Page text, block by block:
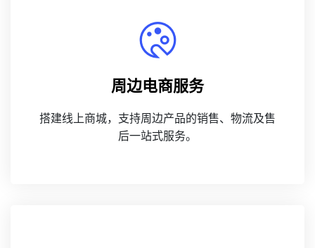
周边电商服务
搭建线上商城，支持周边产品的销售、物流及售
后一站式服务。